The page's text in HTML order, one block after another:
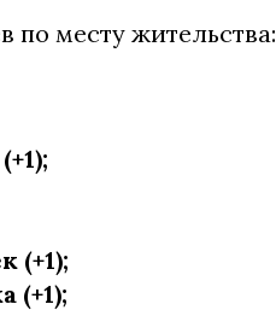
по месту жительства:
(+1);
(+1);